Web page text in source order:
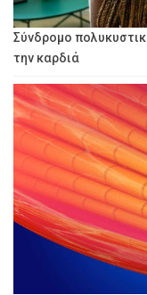
Σύνδρομο
την καρδιά